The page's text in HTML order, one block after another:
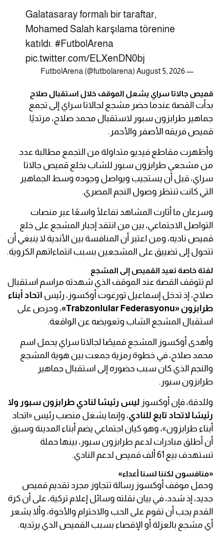
Galatasaray formalı bir taraftar,
Mohamed Salah karşılama törenine
katıldı. #FutbolArena
pic.twitter.com/ELXenDN0bj
— FutbolArena (@futbolarena)
August 5, 2026
قميص جالاتا سراي يشعل الموقف خلال استقبال صلاح
بدأت القصة عندما حضر مشجع لجالاتا سراي إلى تجمع
جماهير طرابزون سبور لاستقبال محمد صلاح، مرتديًا
قميص فريقه الأصفر والأحمر.
وأظهرت مقاطع فيديو متداولة من التجمع مطالبة عدد
من مشجعي طرابزون سبور للشاب بخلع قميص جالاتا
سراي، قبل أن يستجيب ويواصل وجوده وسط الجماهير
التي كانت تنتظر وصول النجم المصري.
وسرعان ما أثارت المشاهد تفاعلًا واسعًا عبر منصات
التواصل الاجتماعي، بين من انتقد إجبار المشجع على خلع
قميص ناديه، ومن اعتبر أن المنافسة بين الأندية لا ينبغي أن
تتحول إلى تضييق على المشجعين بسبب انتماءاتهم الكروية.
لفتة خاصة تعيد القميص إلى المشجع
لم تتوقف القصة عند الموقف الذي شهدته مراسم استقبال
صلاح، إذ تدخل إسماعيل تورغوت أوكسوز، رئيس اتحاد أبناء
طرابزون «Trabzonlular Federasyonu»
، وحرص على
استقبال المشجع الشاب وتعويضه عن الواقعة.
وأهدى أوكسوز المشجع قميصًا لجالاتا سراي يحمل اسم
محمد صلاح، في خطوة رمزية جمعت بين هوية المشجع
والنجم الذي كان سبب حضوره إلى استقبال جماهير
طرابزون سبور.
وللدقة، فإن أوكسوز ليس رئيسًا لنادي طرابزون سبور ولا
رئيسًا لاتحاد تابع للنادي، وإنما يشغل منصب رئيس «اتحاد
أبناء طرابزون»، وهو كيان اجتماعي يضم أبناء المدينة وسبق
أن أطلق مبادرات لدعم طرابزون سبور، بينها حملة
تستهدف بيع 61 ألف قميص لدعم النادي.
«منافسون لكننا لسنا أعداء»
وحمل موقف أوكسوز رسالة تتجاوز مجرد تقديم قميص
جديد، إذ شدد، في بيان نقلته وسائل إعلام تركية، على أن كرة
القدم يجب أن تقوم على الحب والاحترام والأخوة، وألا يشعر
أي مشجع بالعزلة أو الإقصاء بسبب القميص الذي يرتديه.